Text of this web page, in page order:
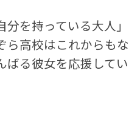
を持っている大人」
ら高校はこれからもな
ばる彼女を応援してい